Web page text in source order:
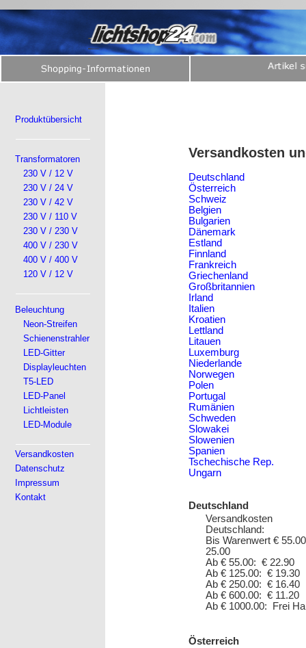
Produktübersicht
Transformatoren
230 V / 12 V
230 V / 24 V
230 V / 42 V
230 V / 110 V
230 V / 230 V
400 V / 230 V
400 V / 400 V
120 V / 12 V
Beleuchtung
Neon-Streifen
Schienenstrahler
LED-Gitter
Displayleuchten
T5-LED
LED-Panel
Lichtleisten
LED-Module
Versandkosten
Datenschutz
Impressum
Kontakt
Versandkosten
Deutschland
Österreich
Schweiz
Belgien
Bulgarien
Dänemark
Estland
Finnland
Frankreich
Griechenland
Großbritannien
Irland
Italien
Kroatien
Lettland
Litauen
Luxemburg
Niederlande
Norwegen
Polen
Portugal
Rumänien
Schweden
Slowakei
Slowenien
Spanien
Tschechische Rep.
Ungarn
Deutschland
Versandkosten
Deutschland:
Bis Warenwert €
25.00
Ab € 55.00: € 22.90
Ab € 125.00: € 19.30
Ab € 250.00: € 16.40
Ab € 600.00: € 11.20
Ab € 1000.00: Frei
Österreich